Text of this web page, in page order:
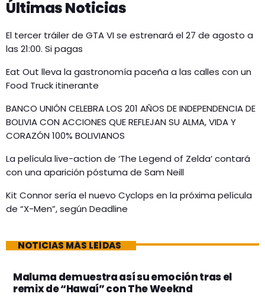
Últimas Noticias
El tercer tráiler de GTA VI se estrenará el 27 de agosto a
las 21:00. Si pagas
Eat Out lleva la gastronomía paceña a las calles con un
Food Truck itinerante
BANCO UNIÓN CELEBRA LOS 201 AÑOS DE INDEPENDENCIA DE
BOLIVIA CON ACCIONES QUE REFLEJAN SU ALMA, VIDA Y
CORAZÓN 100% BOLIVIANOS
La película live-action de ‘The Legend of Zelda’ contará
con una aparición póstuma de Sam Neill
Kit Connor sería el nuevo Cyclops en la próxima película
de “X-Men”, según Deadline
NOTICIAS MÁS LEÍDAS
Maluma demuestra así su emoción tras el
remix de “Hawaí” con The Weeknd